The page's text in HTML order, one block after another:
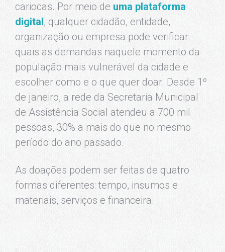
cariocas. Por meio de uma plataforma
digital, qualquer cidadão, entidade,
organização ou empresa pode verificar
quais as demandas naquele momento da
população mais vulnerável da cidade e
escolher como e o que quer doar. Desde 1º
de janeiro, a rede da Secretaria Municipal
de Assistência Social atendeu a 700 mil
pessoas, 30% a mais do que no mesmo
período do ano passado.
As doações podem ser feitas de quatro
formas diferentes: tempo, insumos e
materiais, serviços e financeira.